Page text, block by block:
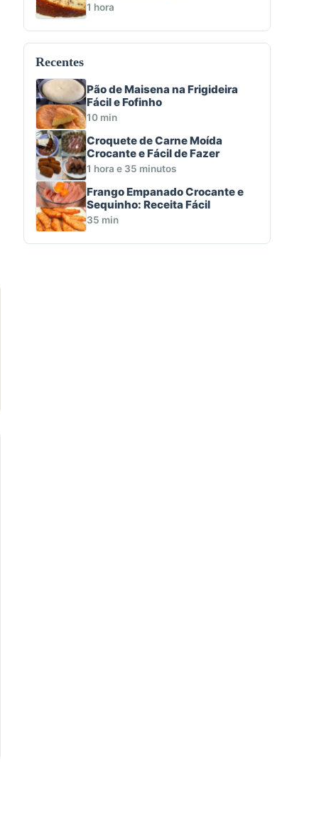
1 hora
Recentes
Pão de Maisena na Frigideira
Fácil e Fofinho
10 min
Croquete de Carne Moída
Crocante e Fácil de Fazer
1 hora e 35 minutos
Frango Empanado Crocante e
Sequinho: Receita Fácil
35 min